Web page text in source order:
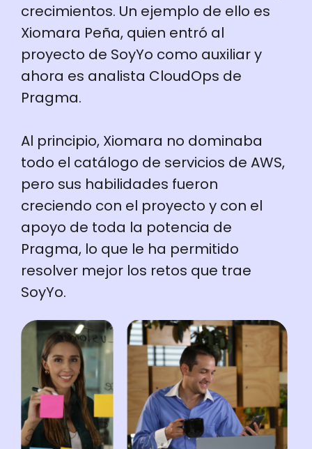
crecimientos. Un ejemplo de ello es
Xiomara Peña, quien entró al
proyecto de SoyYo como auxiliar y
ahora es analista CloudOps de
Pragma.
Al principio, Xiomara no dominaba
todo el catálogo de servicios de AWS,
pero sus habilidades fueron
creciendo con el proyecto y con el
apoyo de toda la potencia de
Pragma, lo que le ha permitido
resolver mejor los retos que trae
SoyYo.